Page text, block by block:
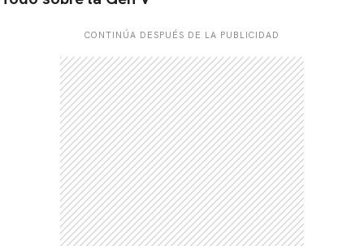
CONTINÚA DESPUÉS DE LA PUBLICIDAD